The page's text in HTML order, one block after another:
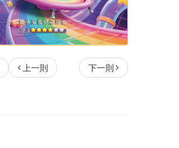
下一則
上一則